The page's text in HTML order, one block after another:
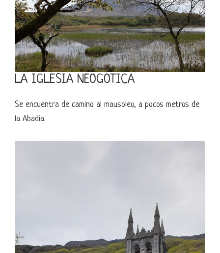
LA IGLESIA NEOGÓTICA
Se encuentra de camino al mausoleo, a pocos metros de
la Abadía.